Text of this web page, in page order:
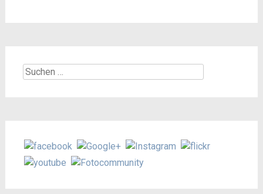
Suchen